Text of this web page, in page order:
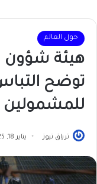
حول العالم
هيئة شؤون
توضح التباس
للمشمولين
ترياق نيوز يناير 18, 2025